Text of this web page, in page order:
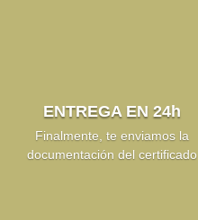
ENTREGA EN 24h
Finalmente, te enviamos la
documentación del certificado